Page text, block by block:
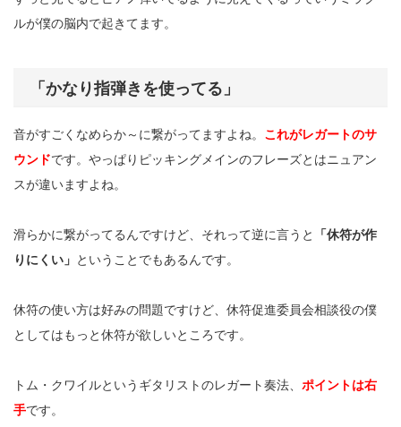
ルが僕の脳内で起きてます。
「かなり指弾きを使ってる」
音がすごくなめらか～に繋がってますよね。 これがレガートのサ
ウンドです。やっぱりピッキングメインのフレーズとはニュアン
スが違いますよね。
滑らかに繋がってるんですけど、それって逆に言うと
「休符が作
りにくい」 ということでもあるんです。
休符の使い方は好みの問題ですけど、休符促進委員会相談役の僕
としてはもっと休符が欲しいところです。
トム・クワイルというギタリストのレガート奏法、 ポイントは右
手です。